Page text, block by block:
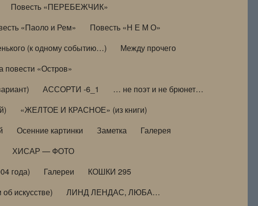
Повесть «ПЕРЕБЕЖЧИК»
«Паоло и Рем»
Повесть «Н Е М О»
(к одному событию…)
Между прочего
повести «Остров»
АССОРТИ -6_1
… не поэт и не брюнет…
«ЖЕЛТОЕ И КРАСНОЕ» (из книги)
Осенние картинки Заметка
Галерея
ХИСАР — ФОТО
года) Галереи
КОШКИ 295
искусстве)
ЛИНД ЛЕНДАС, ЛЮБА…